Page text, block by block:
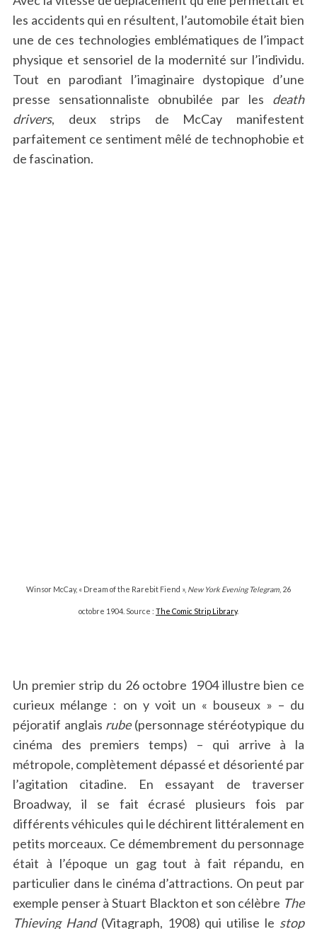
les accidents qui en résultent, l’automobile était bien
une de ces technologies emblématiques de l’impact
physique et sensoriel de la modernité sur l’individu.
Tout en parodiant l’imaginaire dystopique d’une
presse sensationnaliste obnubilée par les death
drivers, deux strips de McCay manifestent
parfaitement ce sentiment mêlé de technophobie et
de fascination.
Winsor McCay, « Dream of the Rarebit Fiend », New York Evening Telegram , 26
octobre 1904. Source : The Comic Strip Library.
Un premier strip du 26 octobre 1904 illustre bien ce
curieux mélange : on y voit un « bouseux » – du
péjoratif anglais rube(personnage stéréotypique du
cinéma des premiers temps) – qui arrive à la
métropole, complètement dépassé et désorienté par
l’agitation citadine. En essayant de traverser
Broadway, il se fait écrasé plusieurs fois par
différents véhicules qui le déchirent littéralement en
petits morceaux. Ce démembrement du personnage
était à l’époque un gag tout à fait répandu, en
particulier dans le cinéma d’attractions. On peut par
exemple penser à Stuart Blackton et son célèbre The
Thieving Hand(Vitagraph, 1908) qui utilise le stop